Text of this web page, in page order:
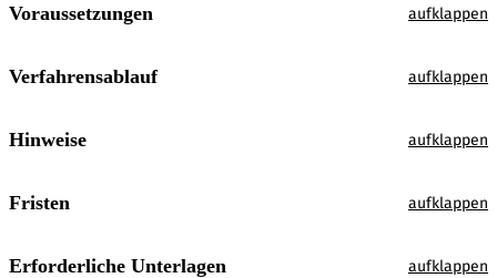
Voraussetzungen
Verfahrensablauf
Hinweise
Fristen
Erforderliche Unterlagen